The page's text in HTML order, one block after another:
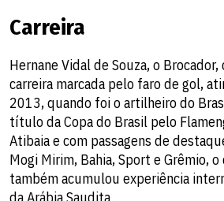
Carreira
Hernane Vidal de Souza, o
carreira marcada pelo faro de gol,
2013, quando foi o artilheiro do
título da Copa do Brasil pelo
Atibaia e com passagens de
Mogi Mirim, Bahia, Sport e Grêmio,
também acumulou experiência